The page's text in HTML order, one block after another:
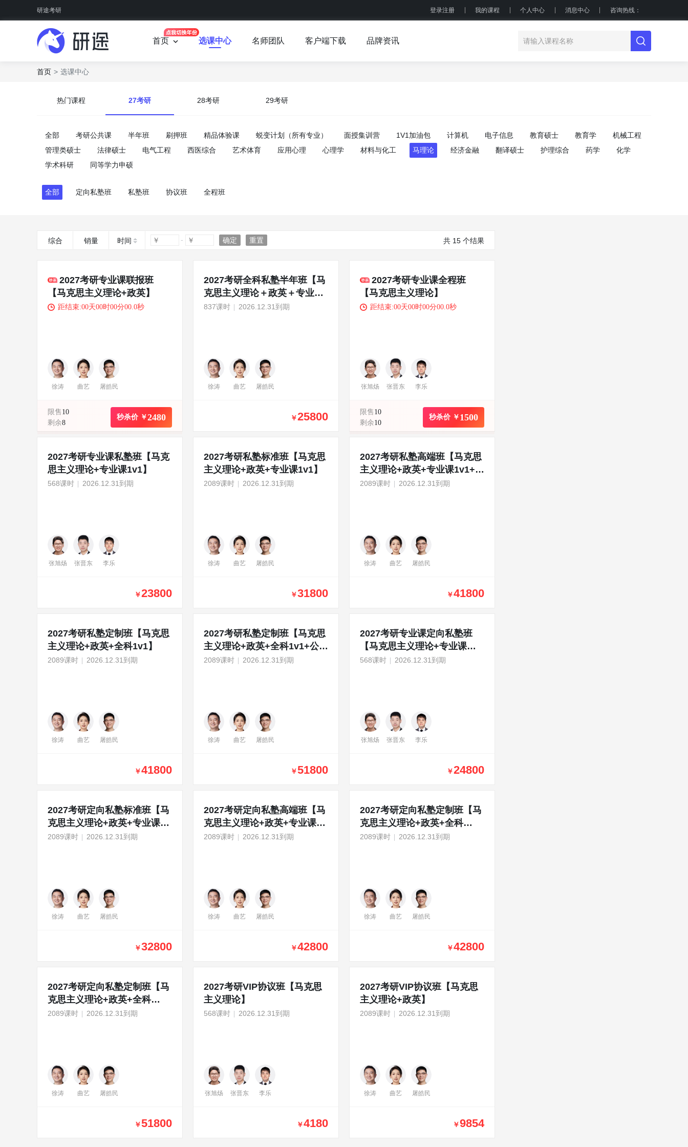
研途考研 登录注册 我的课程 个人中心 消息中心 咨询热线：
首页 选课中心 名师团队 客户端下载 品牌资讯
首页 选课中心
热门课程 27考研 28考研 29考研
全部 考研公共课 半年班 刷押班 精品体验课 蜕变计划（所有专业） 面授集训营 1V1加油包 计算机 电子信息 教育硕士 教育学
机械工程
管理类硕士
法律硕士 电气工程 西医综合 艺术体育 应用心理 心理学 材料与化工 马理论 经济金融 翻译硕士 护理综合 药学
化学
学术科研
同等学力申硕
全部 定向私塾班 私塾班 协议班 全程班
综合 销量 时间 确定 重置 共 15 个结果
2027考研专业课联报班
【马克思主义理论+政英】
距结束:00天00时00分00.0秒
徐涛 曲艺 屠皓民
限售 10
剩余8
秒杀价 ￥2480
2027考研全科私塾半年班【马
克思主义理论＋政英＋专业课
1v1】
837课时 2026.12.31到期
徐涛 曲艺 屠皓民
￥25800
2027考研专业课全程班
【马克思主义理论】
距结束:00天00时00分00.0秒
张旭炀 张晋东 李乐
限售 10
剩余10
秒杀价 ￥ 1500
2027考研专业课私塾班【马克
思主义理论+专业课1v1】
568课时 2026.12.31到期
张旭炀 张晋东 李乐
￥23800
2027考研私塾标准班【马克思
主义理论+政英+专业课1v1】
2089课时 2026.12.31到期
徐涛 曲艺 屠皓民
￥31800
2027考研私塾高端班【马克思
主义理论+政英+专业课1v1+公
共课暑期集训营】
2089课时 2026.12.31到期
徐涛 曲艺 屠皓民
￥41800
2027考研私塾定制班【马克思
主义理论+政英+全科1v1】
2089课时 2026.12.31到期
徐涛 曲艺 屠皓民
￥41800
2027考研私塾定制班【马克思
主义理论+政英+全科1v1+公共
课暑期集训营】
2089课时 2026.12.31到期
徐涛 曲艺 屠皓民
￥51800
2027考研专业课定向私塾班
【马克思主义理论+专业课
1v1】
568课时 2026.12.31到期
张旭炀 张晋东 李乐
￥24800
2027考研定向私塾标准班【马
克思主义理论+政英+专业课
1v1】
2089课时 2026.12.31到期
徐涛 曲艺 屠皓民
￥32800
2027考研定向私塾高端班【马
克思主义理论+政英+专业课
1v1+公共课暑期集训营】
2089课时 2026.12.31到期
徐涛 曲艺 屠皓民
￥42800
2027考研定向私塾定制班【马
克思主义理论+政英+全科
1v1】
2089课时 2026.12.31到期
徐涛 曲艺 屠皓民
￥42800
2027考研定向私塾定制班【马
克思主义理论+政英+全科
1v1+公共课暑期集训营】
2089课时 2026.12.31到期
徐涛 曲艺 屠皓民
￥51800
2027考研VIP协议班【马克思
主义理论】
568课时 2026.12.31到期
张旭炀 张晋东 李乐
￥4180
2027考研VIP协议班【马克思
主义理论+政英】
2089课时 2026.12.31到期
徐涛 曲艺 屠皓民
￥9854